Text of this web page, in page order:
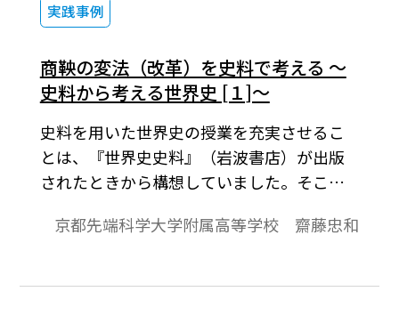
実践事例
商鞅の変法（改革）を史料で考える ～
史料から考える世界史 [１]～
史料を用いた世界史の授業を充実させるこ
とは、『世界史史料』（岩波書店）が出版
されたときから構想していました。そこ
案をいくつかご提案したいと思います。まず
アジア・東南アジアⅠ』に収録されている
京都先端科学大学附属高等学校 齋藤忠和